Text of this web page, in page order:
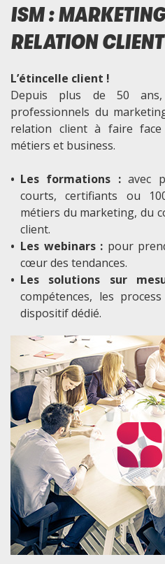
ISM :
RELATION CLIENT
L’étincelle client !
Depuis plus de 50 ans,
professionnels du
relation client à faire
métiers et business.
• Les formations :avec
courts, certifiants ou
métiers du marketing, du
client.
• Les webinars : pour
cœur des tendances.
• Les solutions sur
compétences, les
dispositif dédié.